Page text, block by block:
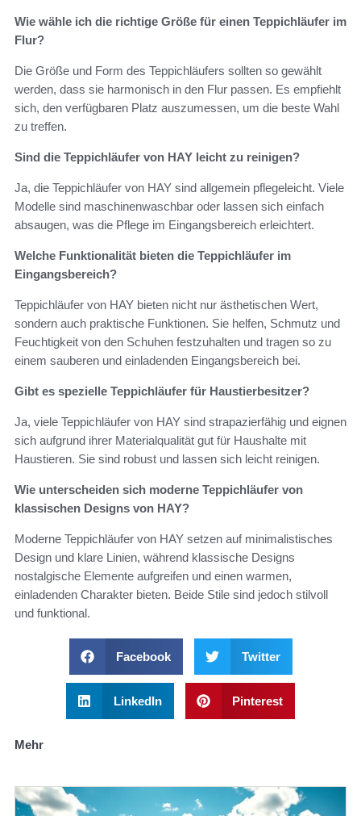
Wie wähle ich die richtige Größe für einen Teppichläufer im
Flur?
Die Größe und Form des Teppichläufers sollten so gewählt
werden, dass sie harmonisch in den Flur passen. Es empfiehlt
sich, den verfügbaren Platz auszumessen, um die beste Wahl
zu treffen.
Sind die Teppichläufer von HAY leicht zu reinigen?
Ja, die Teppichläufer von HAY sind allgemein pflegeleicht. Viele
Modelle sind maschinenwaschbar oder lassen sich einfach
absaugen, was die Pflege im Eingangsbereich erleichtert.
Welche Funktionalität bieten die Teppichläufer im
Eingangsbereich?
Teppichläufer von HAY bieten nicht nur ästhetischen Wert,
sondern auch praktische Funktionen. Sie helfen, Schmutz und
Feuchtigkeit von den Schuhen festzuhalten und tragen so zu
einem sauberen und einladenden Eingangsbereich bei.
Gibt es spezielle Teppichläufer für Haustierbesitzer?
Ja, viele Teppichläufer von HAY sind strapazierfähig und eignen
sich aufgrund ihrer Materialqualität gut für Haushalte mit
Haustieren. Sie sind robust und lassen sich leicht reinigen.
Wie unterscheiden sich moderne Teppichläufer von
klassischen Designs von HAY?
Moderne Teppichläufer von HAY setzen auf minimalistisches
Design und klare Linien, während klassische Designs
nostalgische Elemente aufgreifen und einen warmen,
einladenden Charakter bieten. Beide Stile sind jedoch stilvoll
und funktional.
Facebook Twitter
LinkedIn Pinterest
Mehr